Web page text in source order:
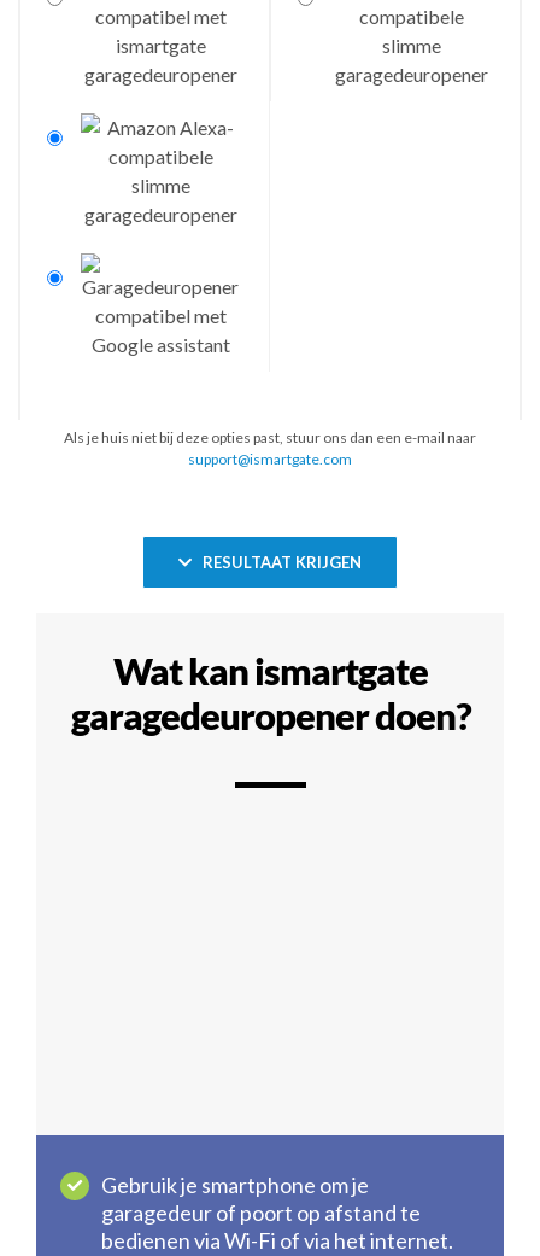
Als je huis niet bij deze opties past, stuur ons dan een e-mail naar
support@ismartgate.com
RESULTAAT KRIJGEN
Wat kan ismartgate
garagedeuropener doen?
Gebruik je smartphone om je
garagedeur of poort op afstand te
bedienen via Wi-Fi of via het internet.